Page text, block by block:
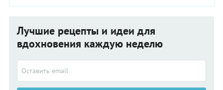
Лучшие рецепты и идеи для
вдохновения каждую неделю